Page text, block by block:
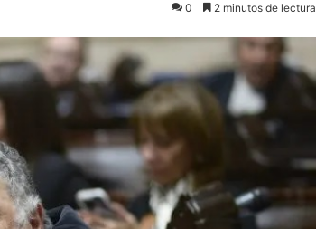
0 2 minutos de lectura